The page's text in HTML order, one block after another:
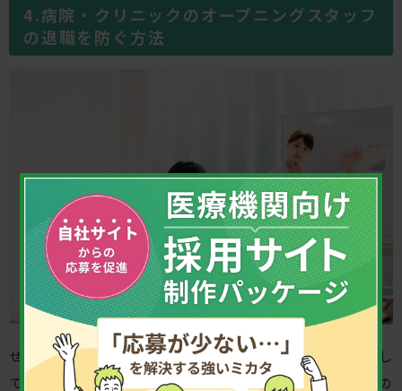
病院・クリニックのオープニングスタッフ
の退職を防ぐ方法
せっかく採用したスタッフが辞めてしまうことは、医院とし
てもスタッフ側も避けたい出来事です。病院・クリニックの